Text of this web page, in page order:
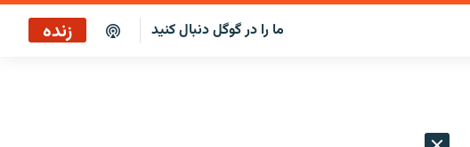
ما را در گوگل دنبال کنید زنده